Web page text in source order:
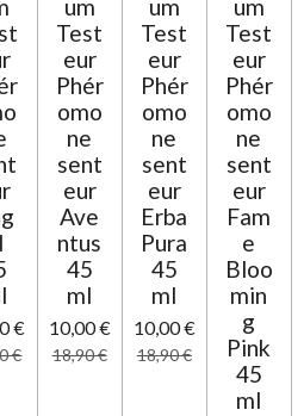
€
€
um
Test
eur
Phér
omo
ne
sent
eur
Ave
ntus
45
ml
10,00 €
18,90 €
um
Test
eur
Phér
omo
ne
sent
eur
Erba
Pura
45
ml
10,00 €
18,90 €
um
Test
eur
Phér
omo
ne
sent
eur
Fam
e
Bloo
min
g
Pink
45
ml